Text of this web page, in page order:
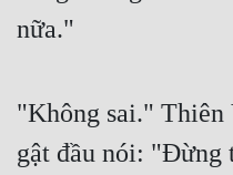
Truyện ngắn
Cung Đấu
nữa."
"Không sai." Thiên
gật đầu nói: "Đừng